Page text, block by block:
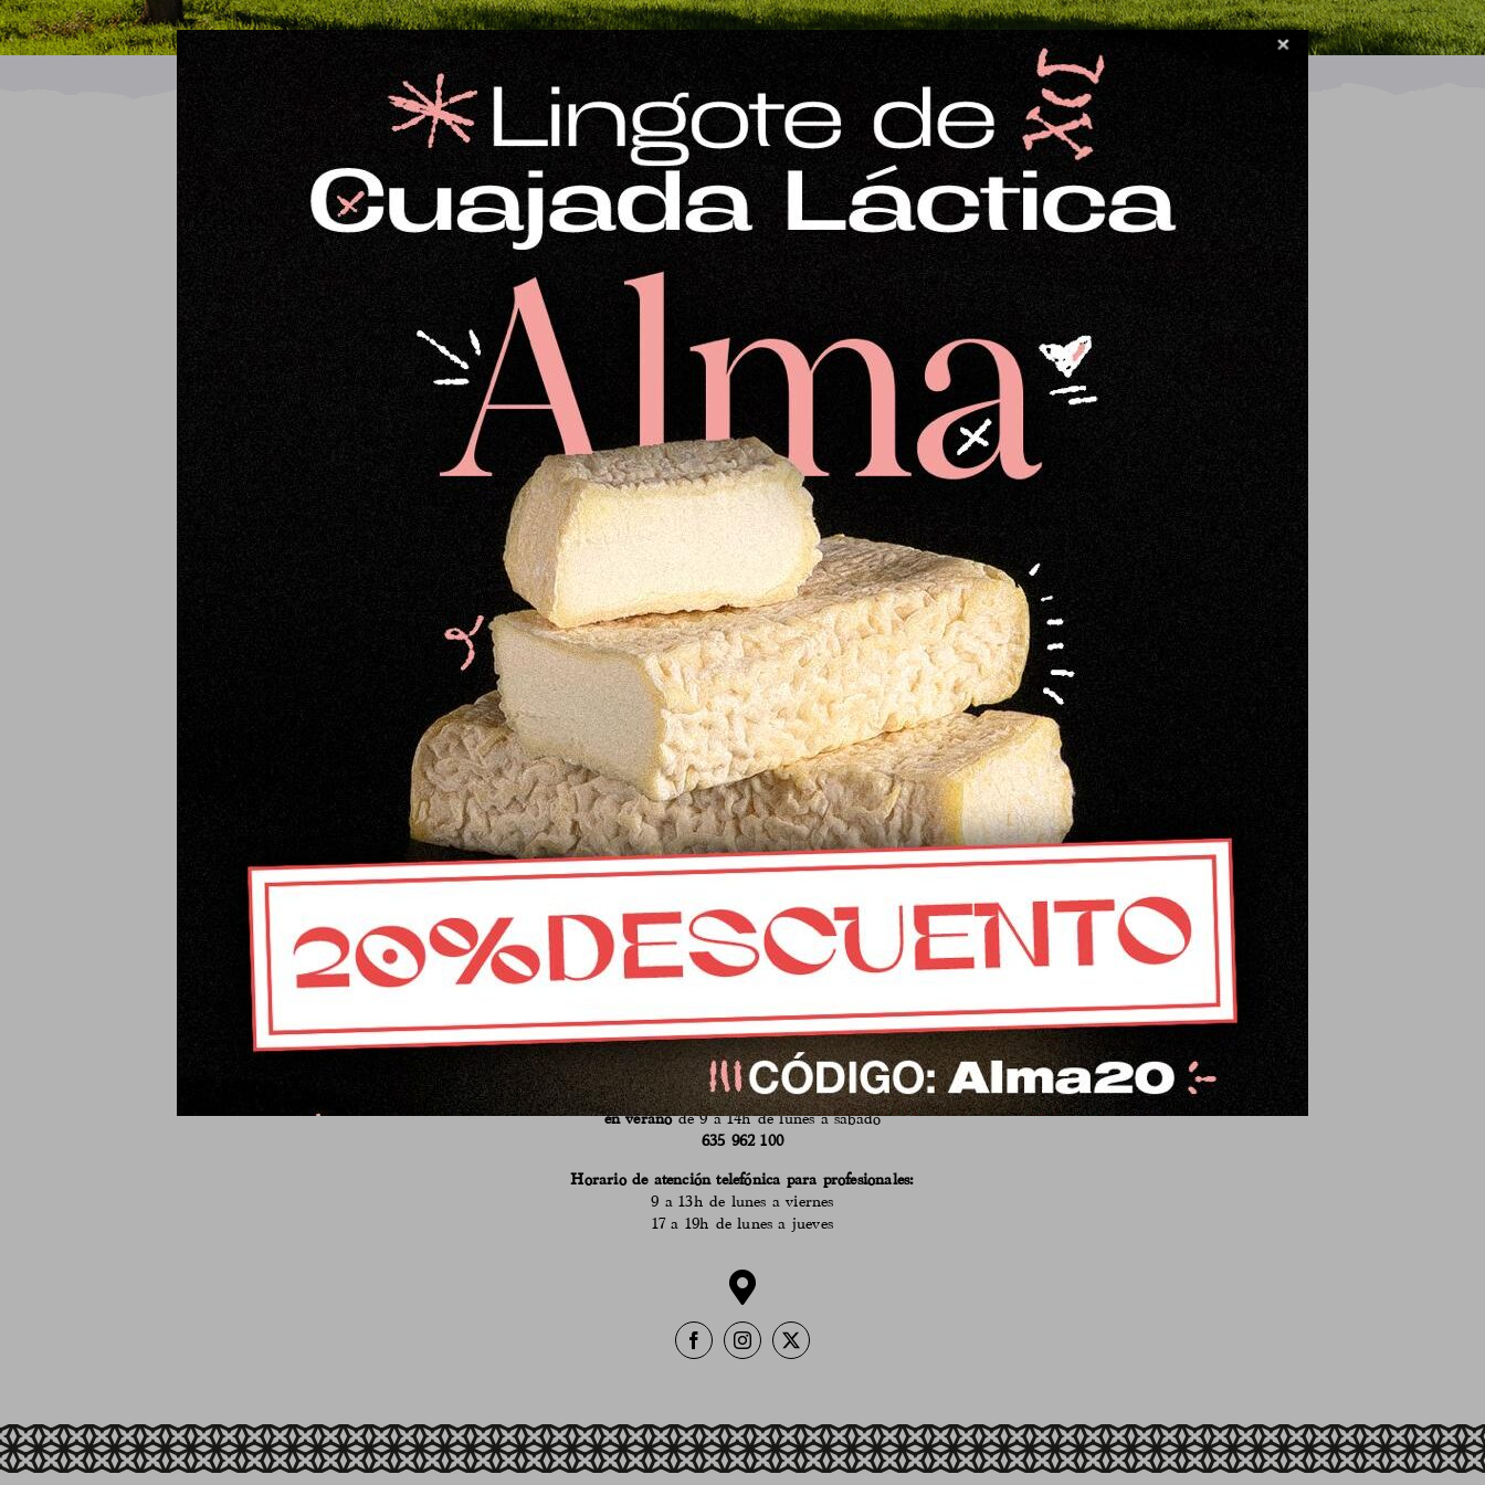
Ordena porOrden predeterminado Mostrar 36 productos
Yogur natural de oveja
330ml
6,95 €
Yogur natural de oveja
750ml
9,96€
CONTACTO
Mercado municipal de Abastos
info@calaveruelaqueseria.com
618 530 555
Horario de atención en el puesto del Mercado:
9 a 14h de martes a sábado
en veranode 9 a 14h de lunes a sábado
635 962 100
Horario de atención telefónica para profesionales:
9 a 13h de lunes a viernes
17 a 19h de lunes a jueves